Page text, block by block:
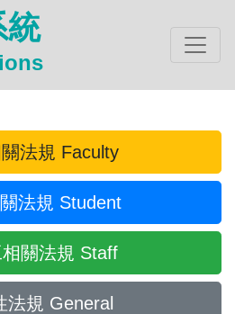
統
法規 Faculty
法規 Student
關法規 Staff
法規 General